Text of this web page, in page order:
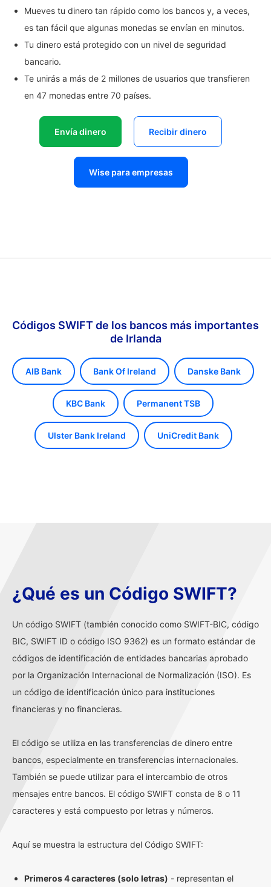
Mueves tu dinero tan rápido como los bancos y, a veces,
es tan fácil que algunas monedas se envían en minutos.
Tu dinero está protegido con un nivel de seguridad
bancario.
Te unirás a más de 2 millones de usuarios que transfieren
en 47 monedas entre 70 países.
Envía dinero Recibir dinero
Wise para empresas
Códigos SWIFT de los bancos más importantes
de Irlanda
AIB Bank Bank Of Ireland Danske Bank
KBC Bank Permanent TSB
Ulster Bank Ireland UniCredit Bank
¿Qué es un Código SWIFT?
Un código SWIFT (también conocido como SWIFT-BIC, código
BIC, SWIFT ID o código ISO 9362) es un formato estándar de
códigos de identificación de entidades bancarias aprobado
por la Organización Internacional de Normalización (ISO). Es
un código de identificación único para instituciones
financieras y no financieras.
El código se utiliza en las transferencias de dinero entre
bancos, especialmente en transferencias internacionales.
También se puede utilizar para el intercambio de otros
mensajes entre bancos. El código SWIFT consta de 8 o 11
caracteres y está compuesto por letras y números.
Aquí se muestra la estructura del Código SWIFT:
Primeros 4 caracteres (solo letras) - representan el